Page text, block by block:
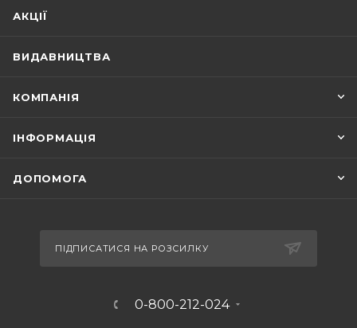
АКЦІЇ
ВИДАВНИЦТВА
КОМПАНІЯ
ІНФОРМАЦІЯ
ДОПОМОГА
ПІДПИСАТИСЯ НА РОЗСИЛКУ
0-800-212-024